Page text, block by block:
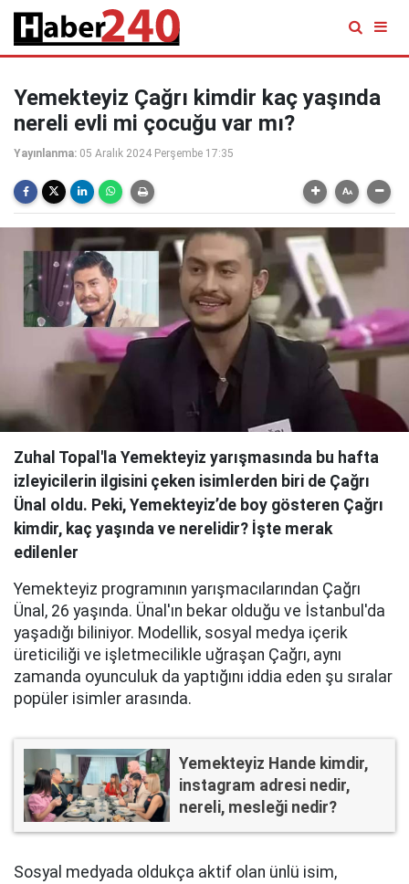
Yemekteyiz Çağrı kimdir kaç yaşında
nereli evli mi çocuğu var mı?
Yayınlanma: 05 Aralık 2024 Perşembe 17:35
Zuhal Topal'la Yemekteyiz yarışmasında bu hafta
izleyicilerin ilgisini çeken isimlerden biri de Çağrı
Ünal oldu. Peki, Yemekteyiz’de boy gösteren Çağrı
kimdir, kaç yaşında ve nerelidir? İşte merak
edilenler
Yemekteyiz programının yarışmacılarından Çağrı
Ünal, 26 yaşında. Ünal'ın bekar olduğu ve İstanbul'da
yaşadığı biliniyor. Modellik, sosyal medya içerik
üreticiliği ve işletmecilikle uğraşan Çağrı, aynı
zamanda oyunculuk da yaptığını iddia eden şu sıralar
popüler isimler arasında.
Yemekteyiz Hande kimdir,
instagram adresi nedir,
nereli, mesleği nedir?
Sosyal medyada oldukça aktif olan ünlü isim,